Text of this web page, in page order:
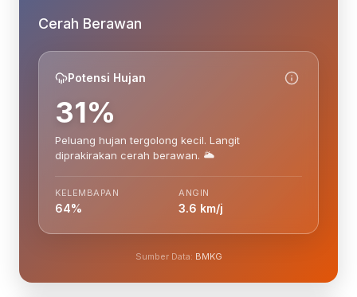
Cerah Berawan
Potensi Hujan
31%
Peluang hujan tergolong kecil. Langit
diprakirakan cerah berawan. 🌥️
KELEMBAPAN
64%
ANGIN
3.6 km/j
Sumber Data: BMKG